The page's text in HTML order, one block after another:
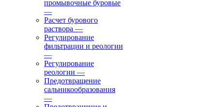
промывочные буровые
—
Расчет бурового
раствора —
Регулирование
фильтрации и реологии
—
Регулирование
реологии —
Предотвращение
сальникообразования
—